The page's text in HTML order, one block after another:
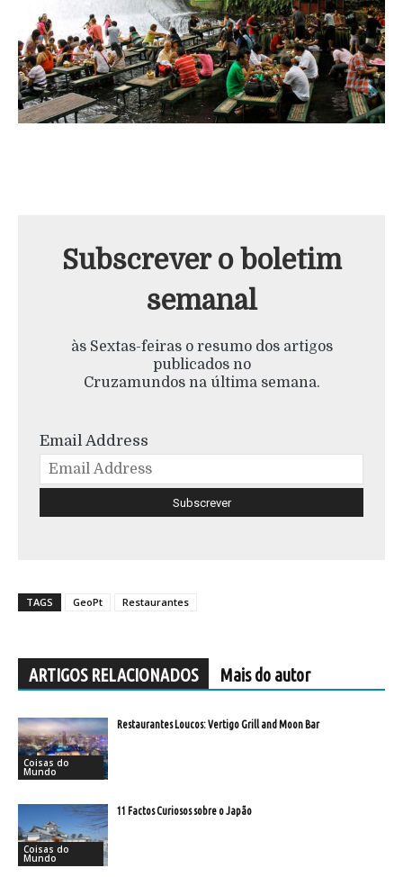
Subscrever o boletim
semanal
às Sextas-feiras o resumo dos artigos
publicados no
Cruzamundos na última semana.
Email Address
TAGS GeoPt Restaurantes
ARTIGOS RELACIONADOS Mais do autor
Coisas do
Mundo
Restaurantes Loucos: Vertigo Grill and Moon Bar
Coisas do
Mundo
11 Factos Curiosos sobre o Japão